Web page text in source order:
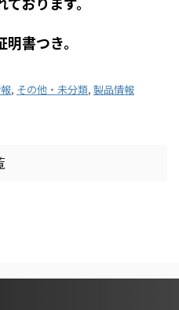
書つき。
, その他・未分類, 製品情報